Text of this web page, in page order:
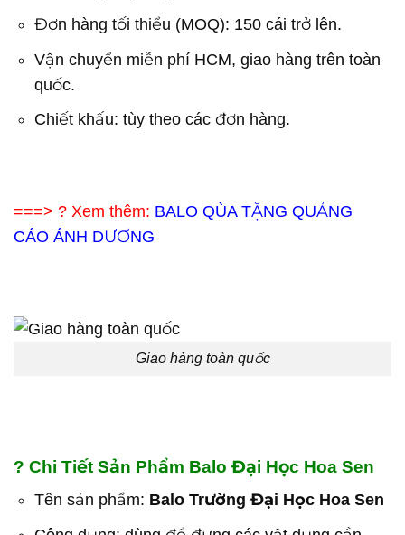
Đơn hàng tối thiểu (MOQ): 150 cái trở lên.
Vận chuyển miễn phí HCM, giao hàng trên toàn
quốc.
Chiết khấu: tùy theo các đơn hàng.
===> ? Xem thêm: BALO QÙA TẶNG QUẢNG
CÁO ÁNH DƯƠNG
Giao hàng toàn quốc
? Chi Tiết Sản Phẩm Balo Đại Học Hoa Sen
Tên sản phẩm: Balo Trường Đại Học Hoa Sen